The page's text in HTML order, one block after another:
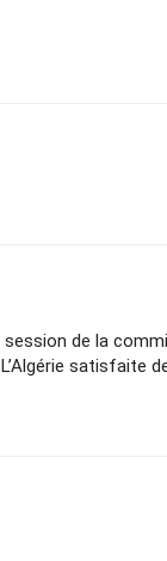
session de la
satisfaite